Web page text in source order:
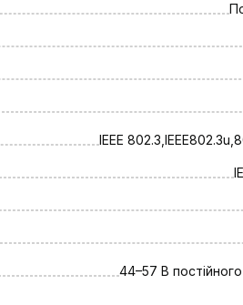
IEEE
44–57 В